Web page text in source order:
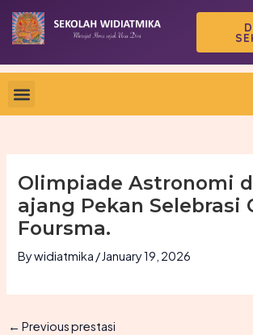
Skip
content
Olimpiade Astronomi
ajang Pekan Selebrasi
Foursma.
Bywidiatmika /January 19, 2026
← Previous prestasi